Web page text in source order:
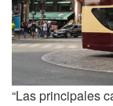
“Las principales